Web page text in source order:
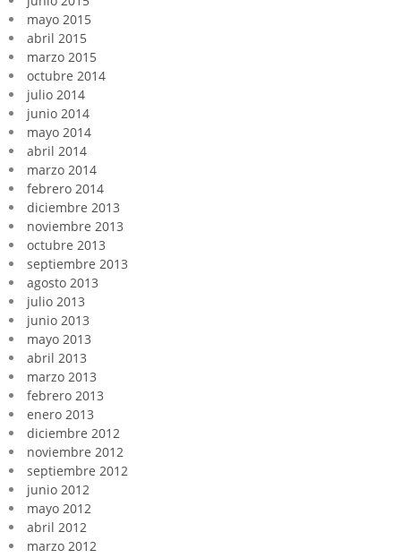
mayo 2015
abril 2015
marzo 2015
octubre 2014
julio 2014
junio 2014
mayo 2014
abril 2014
marzo 2014
febrero 2014
diciembre 2013
noviembre 2013
octubre 2013
septiembre 2013
agosto 2013
julio 2013
junio 2013
mayo 2013
abril 2013
marzo 2013
febrero 2013
enero 2013
diciembre 2012
noviembre 2012
septiembre 2012
junio 2012
mayo 2012
abril 2012
marzo 2012